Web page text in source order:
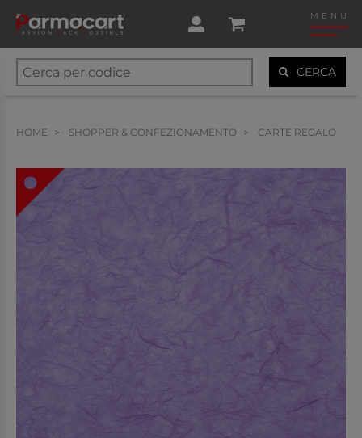
MENU
CERCA
HOME SHOPPER & CONFEZIONAMENTO CARTE REGALO